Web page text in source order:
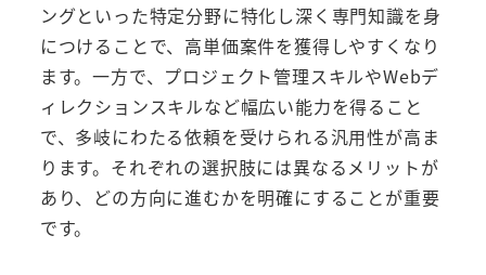
ングといった特定分野に特化し深く専門知識を身
につけることで、高単価案件を獲得しやすくなり
ます。一方で、プロジェクト管理スキルやWebデ
ィレクションスキルなど幅広い能力を得ること
で、多岐にわたる依頼を受けられる汎用性が高ま
ります。それぞれの選択肢には異なるメリットが
あり、どの方向に進むかを明確にすることが重要
です。